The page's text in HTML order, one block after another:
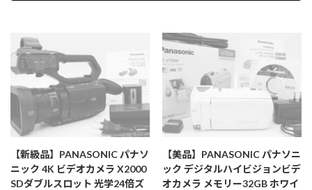
【新級品】PANASONIC パナソ
ニック 4K ビデオカメラ X2000
SDダブルスロット 光学24倍ズ
【美品】PANASONIC パナソニ
ック デジタルハイビジョンビデ
オカメラ メモリー32GB ホワイ